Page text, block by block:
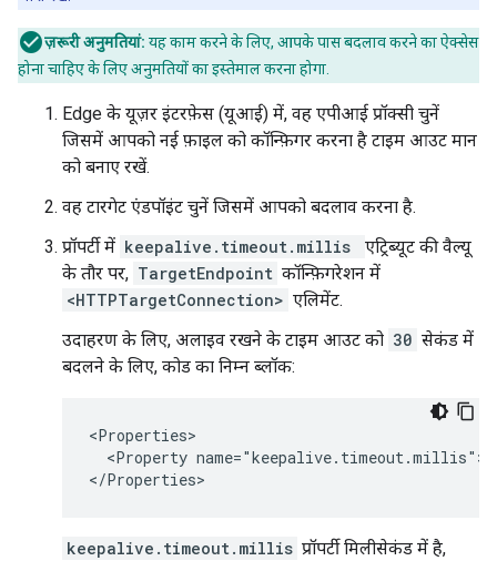
ज़रूरी अनुमतियां: यह काम करने के लिए, आपके पास बदलाव करने का ऐक्सेस
होना चाहिए के लिए अनुमतियों का इस्तेमाल करना होगा.
Edge के यूज़र इंटरफ़ेस (यूआई) में, वह एपीआई प्रॉक्सी चुनें
जिसमें आपको नई फ़ाइल को कॉन्फ़िगर करना है टाइम आउट मान
को बनाए रखें.
वह टारगेट एंडपॉइंट चुनें जिसमें आपको बदलाव करना है.
प्रॉपर्टी में keepalive.timeout.millis
एट्रिब्यूट की वैल्यू
के तौर पर, TargetEndpoint कॉन्फ़िगरेशन में
<HTTPTargetConnection> एलिमेंट.
उदाहरण के लिए, अलाइव रखने के टाइम आउट को 30 सेकंड में
बदलने के लिए, कोड का निम्न ब्लॉक:
<Properties>
<Property
</Properties>
keepalive.timeout.millis प्रॉपर्टी मिलीसेकंड में है,